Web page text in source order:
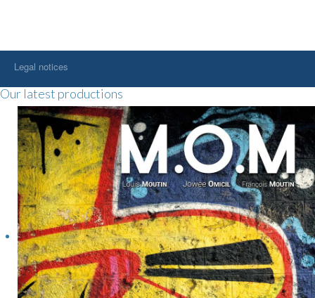
Legal notices
Our latest productions